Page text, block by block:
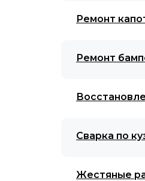
Ремонт
Ремонт
Сварка по
Жестяные